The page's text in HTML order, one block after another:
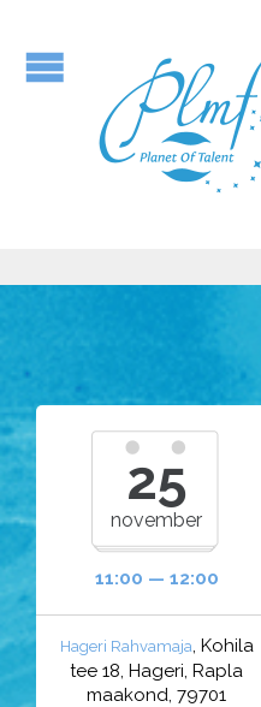
25
november
11:00 — 12:00
Hageri Rahvamaja, Kohila
tee 18, Hageri, Rapla
maakond, 79701